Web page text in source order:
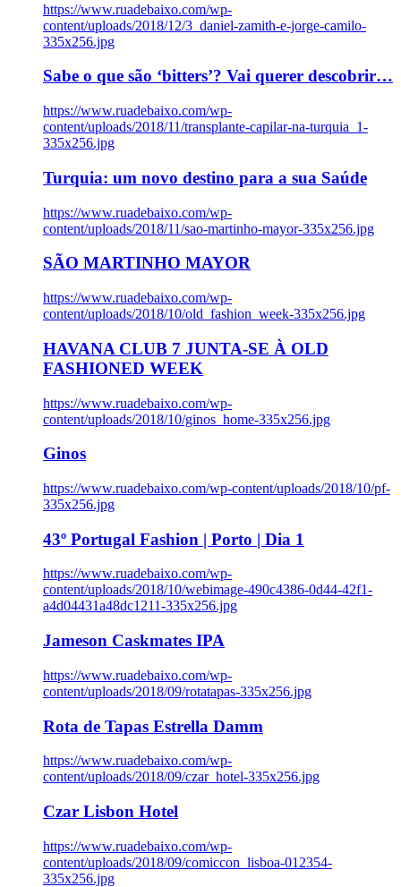
https://www.ruadebaixo.com/wp-
content/uploads/2018/12/3_daniel-zamith-e-jorge-camilo-
335x256.jpg
Sabe o que são ‘bitters’? Vai querer descobrir…
https://www.ruadebaixo.com/wp-
content/uploads/2018/11/transplante-capilar-na-turquia_1-
335x256.jpg
Turquia: um novo destino para a sua Saúde
https://www.ruadebaixo.com/wp-
content/uploads/2018/11/sao-martinho-mayor-335x256.jpg
SÃO MARTINHO MAYOR
https://www.ruadebaixo.com/wp-
content/uploads/2018/10/old_fashion_week-335x256.jpg
HAVANA CLUB 7 JUNTA-SE À OLD
FASHIONED WEEK
https://www.ruadebaixo.com/wp-
content/uploads/2018/10/ginos_home-335x256.jpg
Ginos
https://www.ruadebaixo.com/wp-content/uploads/2018/10/pf-
335x256.jpg
43º Portugal Fashion | Porto | Dia 1
https://www.ruadebaixo.com/wp-
content/uploads/2018/10/webimage-490c4386-0d44-42f1-
a4d04431a48dc1211-335x256.jpg
Jameson Caskmates IPA
https://www.ruadebaixo.com/wp-
content/uploads/2018/09/rotatapas-335x256.jpg
Rota de Tapas Estrella Damm
https://www.ruadebaixo.com/wp-
content/uploads/2018/09/czar_hotel-335x256.jpg
Czar Lisbon Hotel
https://www.ruadebaixo.com/wp-
content/uploads/2018/09/comiccon_lisboa-012354-
335x256.jpg